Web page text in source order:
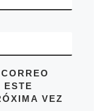
ESTE
VEZ